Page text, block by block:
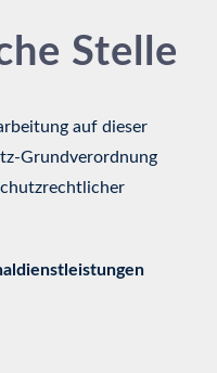
Stelle
auf dieser
Grundverordnung